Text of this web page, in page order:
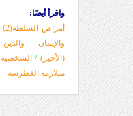
واقرأ أيضًا:
أمراض السلطة(2)
والإيمان والدين
(الأخير) / الشخصية
متلازمة الغطرسة